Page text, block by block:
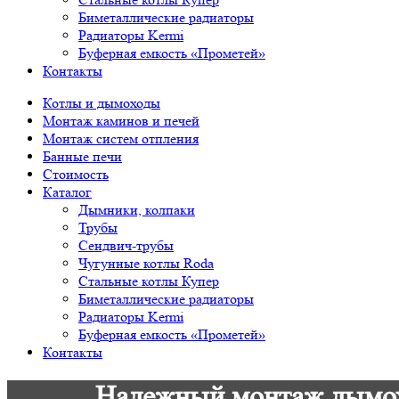
Биметаллические радиаторы
Радиаторы Kermi
Буферная емкость «Прометей»
Контакты
Котлы и дымоходы
Монтаж каминов и печей
Монтаж систем отпления
Банные печи
Стоимость
Каталог
Дымники, колпаки
Трубы
Сендвич-трубы
Чугунные котлы Roda
Стальные котлы Купер
Биметаллические радиаторы
Радиаторы Kermi
Буферная емкость «Прометей»
Контакты